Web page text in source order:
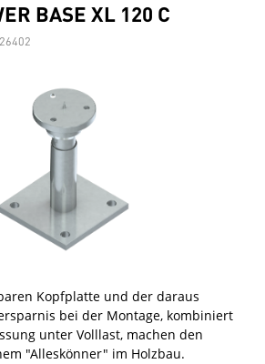
BASE XL 120 C
Kopfplatte und der daraus
bei der Montage, kombiniert
unter Volllast, machen den
"Alleskönner" im Holzbau.